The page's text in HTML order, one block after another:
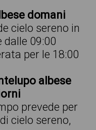
domani
cielo sereno in
09:00
per le 18:00
albese
prevede per
cielo sereno,